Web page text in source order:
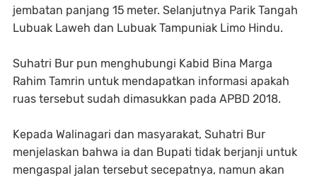
jembatan panjang 15 meter. Selanjutnya Parik Tangah
Lubuak Laweh dan Lubuak Tampuniak Limo Hindu.
Suhatri Bur pun menghubungi Kabid Bina Marga
Rahim Tamrin untuk mendapatkan informasi apakah
ruas tersebut sudah dimasukkan pada APBD 2018.
Kepada Walinagari dan masyarakat, Suhatri Bur
menjelaskan bahwa ia dan Bupati tidak berjanji untuk
mengaspal jalan tersebut secepatnya, namun akan